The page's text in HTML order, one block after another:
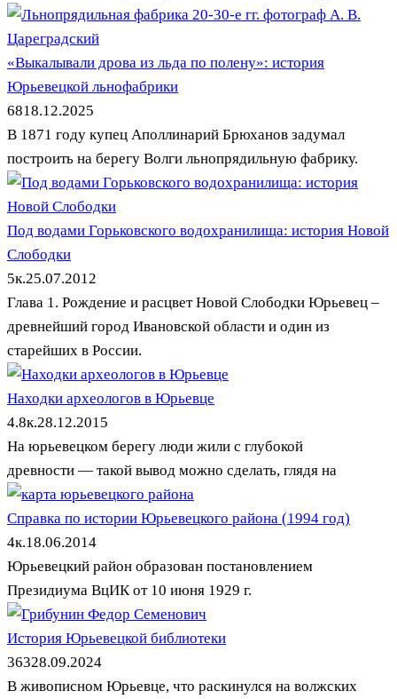
«Выкалывали дрова из льда по полену»: история
Юрьевецкой льнофабрики
6818.12.2025
В 1871 году купец Аполлинарий Брюханов задумал
построить на берегу Волги льнопрядильную фабрику.
Под водами Горьковского водохранилища: история Новой
Слободки
5к.25.07.2012
Глава 1. Рождение и расцвет Новой Слободки Юрьевец –
древнейший город Ивановской области и один из
старейших в России.
Находки археологов в Юрьевце
4.8к.28.12.2015
На юрьевецком берегу люди жили с глубокой
древности — такой вывод можно сделать, глядя на
Справка по истории Юрьевецкого района (1994 год)
4к.18.06.2014
Юрьевецкий район образован постановлением
Президиума ВцИК от 10 июня 1929 г.
История Юрьевецкой библиотеки
36328.09.2024
В живописном Юрьевце, что раскинулся на волжских